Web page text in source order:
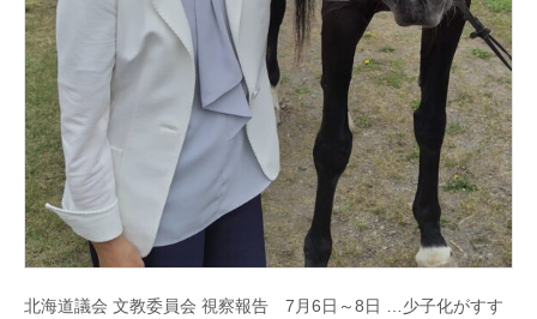
北海道議会 文教委員会 視察報告 7月6日～8日 …少子化がすす